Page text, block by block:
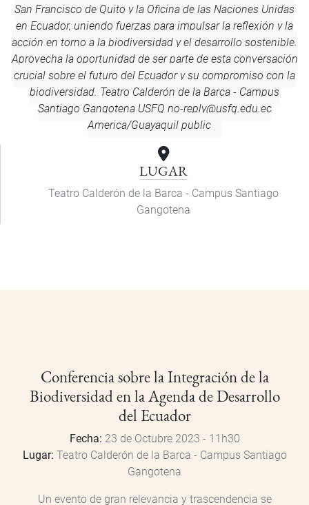
San Francisco de Quito y la Oficina de las Naciones Unidas
en Ecuador, uniendo fuerzas para impulsar la reflexión y la
acción en torno a la biodiversidad y el desarrollo sostenible.
Aprovecha la oportunidad de ser parte de esta conversación
crucial sobre el futuro del Ecuador y su compromiso con la
biodiversidad. Teatro Calderón de la Barca - Campus
Santiago Gangotena USFQ no-reply@usfq.edu.ec
America/Guayaquil public
LUGAR
Teatro Calderón de la Barca - Campus Santiago
Gangotena
Conferencia sobre la Integración de la
Biodiversidad en la Agenda de Desarrollo
del Ecuador
Fecha: 23 de Octubre 2023 - 11h30
Lugar: Teatro Calderón de la Barca - Campus Santiago
Gangotena
Un evento de gran relevancia y trascendencia se